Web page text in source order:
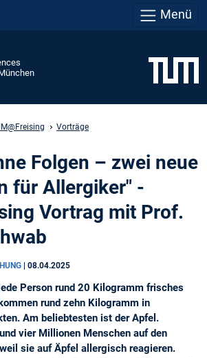
Menü
Vorträge
Folgen – zwei neue
für Allergiker" -
Vortrag mit Prof.
08.04.2025
Person rund 20 Kilogramm frisches
rund zehn Kilogramm in
Am beliebtesten ist der Apfel.
vier Millionen Menschen auf den
sie auf Äpfel allergisch reagieren.